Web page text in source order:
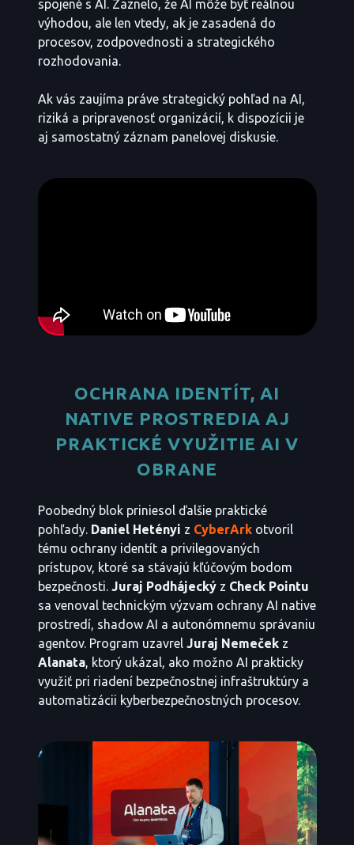
spojené s AI. Zaznelo, že AI môže byť reálnou
výhodou, ale len vtedy, ak je zasadená do
procesov, zodpovednosti a strategického
rozhodovania.
Ak vás zaujíma práve strategický pohľad na AI,
riziká a pripravenosť organizácií, k dispozícii je
aj samostatný záznam panelovej diskusie.
OCHRANA IDENTÍT, AI
NATIVE PROSTREDIA AJ
PRAKTICKÉ VYUŽITIE AI V
OBRANE
Poobedný blok priniesol ďalšie praktické
pohľady. Daniel Hetényi z CyberArkotvoril
tému ochrany identít a privilegovaných
prístupov, ktoré sa stávajú kľúčovým bodom
bezpečnosti. Juraj Podhájeckýz Check Pointu
sa venoval technickým výzvam ochrany AI native
prostredí, shadow AI a autonómnemu správaniu
agentov. Program uzavrelJuraj Nemečekz
Alanata, ktorý ukázal, ako možno AI prakticky
využiť pri riadení bezpečnostnej infraštruktúry a
automatizácii kyberbezpečnostných procesov.